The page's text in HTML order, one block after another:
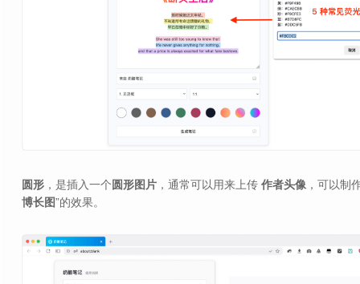
圆形 ，是插入一个圆形图片 ，通常可以用来上传 作者头像 ，可以制
博长图”的效果。